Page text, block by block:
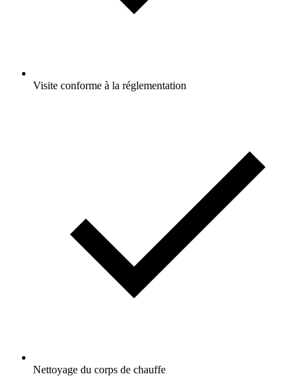
Visite conforme à la réglementation
Nettoyage du corps de chauffe